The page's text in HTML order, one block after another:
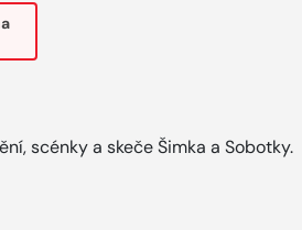
scénky a skeče Šimka a Sobotky.